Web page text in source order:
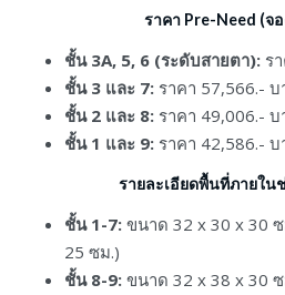
ราคา Pre-Need (จ
ชั้น 3A, 5, 6 (ระดับสายตา): ร
ชั้น 3 และ 7: ราคา 57,566.- บ
ชั้น 2 และ 8: ราคา 49,006.- บ
ชั้น 1 และ 9: ราคา 42,586.- บ
รายละเอียดพื้นที่ภายใน
ชั้น 1-7: ขนาด 32 x 30 x 30
25 ซม.)
ชั้น 8-9: ขนาด 32 x 38 x 30